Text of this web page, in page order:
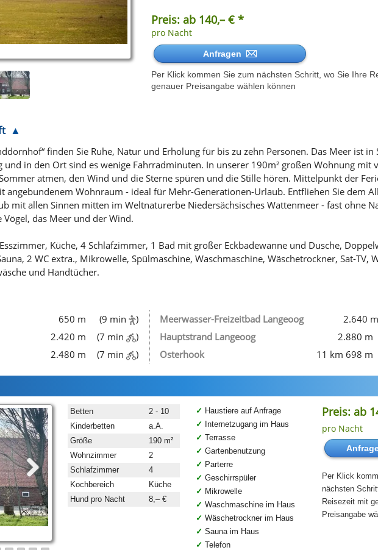
Preis: ab 140,– € *
pro Nacht
Anfragen
Per Klick kommen Sie zum nächsten Schritt, wo Sie Ihre
genauer Preisangabe wählen können
finden Sie Ruhe, Natur und Erholung für bis zu zehn Personen. Das Meer ist in
in den Ort sind es wenige Fahrradminuten. In unserer 190m² großen Wohnung mit
atmen, den Wind und die Sterne spüren und die Stille hören. Mittelpunkt der
angebundenem Wohnraum - ideal für Mehr-Generationen-Urlaub. Entfliehen Sie dem
mit allen Sinnen mitten im Weltnaturerbe Niedersächsisches Wattenmeer - fast ohne
das Meer und der Wind.
Küche, 4 Schlafzimmer, 1 Bad mit großer Eckbadewanne und Dusche,
2 WC extra., Mikrowelle, Spülmaschine, Waschmaschine, Wäschetrockner, Sat-TV,
und Handtücher.
650 m (9 min
)
2.420 m (7 min
)
2.480 m (7 min )
Meerwasser-Freizeitbad Langeoog 2.640 m
Hauptstrand Langeoog
2.880 m
Osterhook
11 km 698 m
Betten
2 - 10
Kinderbetten
a.A.
Größe
190 m²
Wohnzimmer
2
Schlafzimmer
4
Kochbereich
Küche
Hund pro Nacht
8,– €
Haustiere auf Anfrage
Internetzugang im Haus
Terrasse
Gartenbenutzung
Parterre
Geschirrspüler
Mikrowelle
Waschmaschine im Haus
Wäschetrockner im Haus
Sauna im Haus
Telefon
Preis: ab
pro Nacht
Per Klick
nächsten
Reisezeit mit
Preisangabe